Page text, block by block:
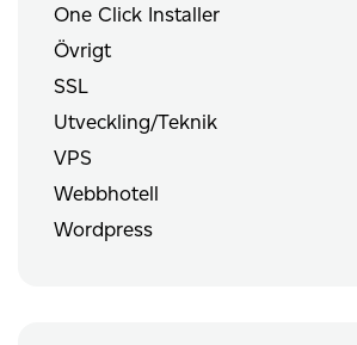
One Click Installer
Övrigt
SSL
Utveckling/Teknik
VPS
Webbhotell
Wordpress